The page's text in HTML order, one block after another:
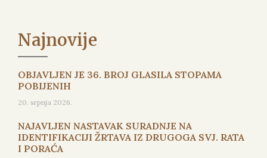
Najnovije
OBJAVLJEN JE 36. BROJ GLASILA STOPAMA
POBIJENIH
20. srpnja 2026.
NAJAVLJEN NASTAVAK SURADNJE NA
IDENTIFIKACIJI ŽRTAVA IZ DRUGOGA SVJ. RATA
I PORAĆA